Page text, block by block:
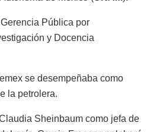
Pública por
y Docencia
se desempeñaba como
la petrolera.
Sheinbaum como jefa de